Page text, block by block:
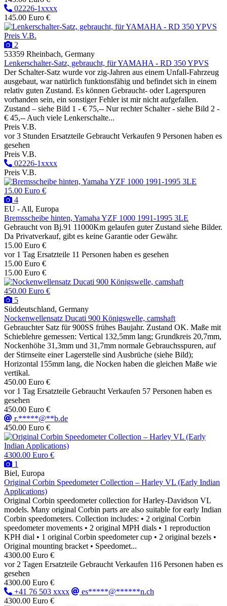
02226-1xxxx
145.00 Euro €
Preis V.B.
2
53359 Rheinbach, Germany
Lenkerschalter-Satz, gebraucht, für YAMAHA - RD 350 YPVS
Der Schalter-Satz wurde vor zig-Jahren aus einem Unfall-Fahrzeug
ausgebaut, war natürlich funktionsfähig und befindet sich in einem
relativ guten Zustand. Es können Gebraucht- oder Lagerspuren
vorhanden sein, ein sonstiger Fehler ist mir nicht aufgefallen.
Zustand – siehe Bild 1 - € 75,-- Nur rechter Schalter - siehe Bild 2 -
€ 45,-- Auch viele Lenkerschalte...
Preis V.B.
vor 3 Stunden Ersatzteile Gebraucht Verkaufen 9 Personen haben es
gesehen
Preis V.B.
02226-1xxxx
Preis V.B.
15.00 Euro €
4
EU - All, Europa
Bremsscheibe hinten, Yamaha YZF 1000 1991-1995 3LE
Gebraucht von Bj.91 11000Km gelaufen guter Zustand siehe Bilder.
Da Privatverkauf, gibt es keine Garantie oder Gewähr.
15.00 Euro €
vor 1 Tag Ersatzteile 11 Personen haben es gesehen
15.00 Euro €
15.00 Euro €
450.00 Euro €
5
Süddeutschland, Germany
Nockenwellensatz Ducati 900 Königswelle, camshaft
Gebrauchter Satz für 900SS frühes Baujahr. Zustand OK. Maße mit
Schieblehre gemessen: Vertical 132,5mm lang; Grundkreis 20,7mm,
Nockenhöhe 31,3mm und 31,7mm normale Gebrauchsspuren, auf
der Stirnseite einer Lagerstelle sind Ausbrüche (siehe Bild);
Horizontal 155mm lang, die Nocken haben die gleichen Maße wie
vertikal.
450.00 Euro €
vor 1 Tag Ersatzteile Gebraucht Verkaufen 57 Personen haben es
gesehen
450.00 Euro €
r.*****@**b.de
450.00 Euro €
4300.00 Euro €
1
Biel, Europa
Original Corbin Speedometer Collection – Harley VL (Early Indian
Applications)
Original Corbin speedometer collection for Harley-Davidson VL
models. Many original Corbin parts are also suitable for early Indian
Corbin speedometers. Collection includes: • 2 original Corbin
speedometer movements • 2 original MPH dials • 1 reproduction
KPH dial • 1 original Corbin speedometer cup • 2 original bezels •
Original mounting bracket • Speedomet...
4300.00 Euro €
vor 2 Tagen Ersatzteile Gebraucht Verkaufen 116 Personen haben es
gesehen
4300.00 Euro €
+41 76 503 xxxx
es*****@******n.ch
4300.00 Euro €